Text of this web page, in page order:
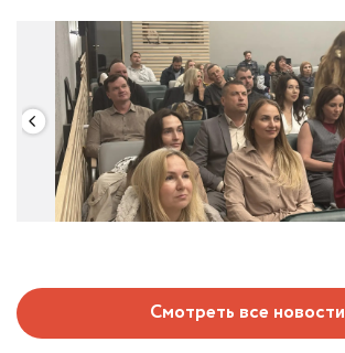
Смотреть все новости